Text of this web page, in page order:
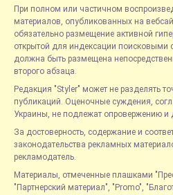
При полном или частичном
материалов, опубликованных на
обязательно размещение активной
открытой для индексации поисковыми
должна быть размещена
второго абзаца.
Редакция "Styler" может не разделять
публикаций. Оценочные суждения,
Украины, не подлежат опровержению
За достоверность, содержание и
законодательства рекламных
рекламодатель.
Материалы, отмеченные плашками
"Партнерский материал", "Promo",